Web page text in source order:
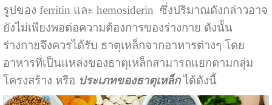
รูปของ ferritin และ hemosiderin ซึ่งปริมาณดังกล่าวอาจ
ยังไม่เพียงพอต่อความต้องการของร่างกาย ดังนั้น
ร่างกายจึงควรได้รับ ธาตุเหล็กจากอาหารต่างๆ โดย
อาหารที่เป็นแหล่งของธาตุเหล็กสามารถแยกตามกลุ่ม
โครงสร้าง หรือ ประเภทของธาตุเหล็ก ได้ดังนี้